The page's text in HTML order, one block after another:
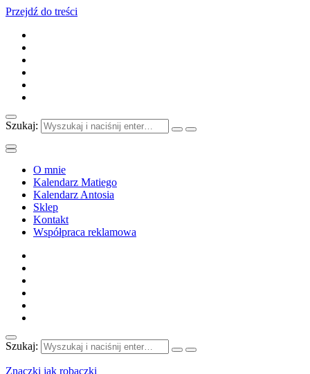
Przejdź do treści
Szukaj:
O mnie
Kalendarz Matiego
Kalendarz Antosia
Sklep
Kontakt
Współpraca reklamowa
Szukaj:
Znaczki jak robaczki